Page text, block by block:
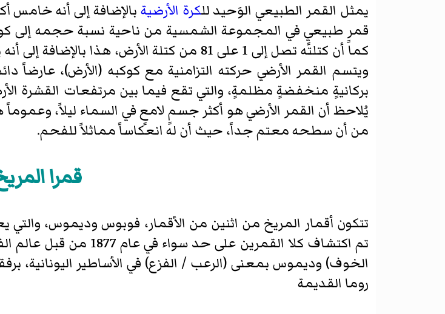
يمثل القمر الطبيعي الوَحيد للكرة الأرضية بالإضافة إلى أنه
قمرٍ طبيعيٍ في المجموعة الشمسية من ناحية نسبة حجمه إلى
كما أن كتلته تصل إلى 1 على 81 من كتلة الأرض،
ويتسم القمر الأرضي حركته التزامنية مع كوكبه (الأرض)،
بركانيةٍ منخفضةٍ مظلمةٍ، والتي تقع فيما بين مرتفعات القشرة
يُلاحظ أن القمر الأرضي هو أكثر جسمٍ لامعٍ في السماء ليلاً،
من أن سطحه معتم جداً، حيث أن له انعكاساً مماثلاً للفحم.
قمرا
تتكون أقمار المريخ من اثنين من الأقمار، فوبوس وديموس، والتي
تم اكتشاف كلا القمرين
الخوف) وديموس بمعنى (الرعب / الفزع) في الأساطير اليونانية،
روما القديمة